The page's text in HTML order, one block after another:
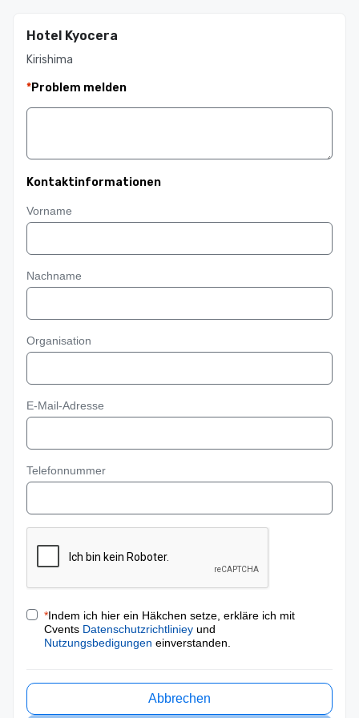
Hotel Kyocera
Kirishima
*Problem melden
Kontaktinformationen
Vorname
Nachname
Organisation
E-Mail-Adresse
Telefonnummer
*Indem ich hier ein Häkchen setze, erkläre ich mit
Cvents Datenschutzrichtliniey und
Nutzungsbedigungen einverstanden.
Abbrechen